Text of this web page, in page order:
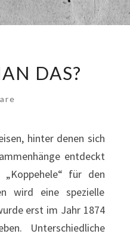
DAS?
hinter denen sich
entdeckt
für den
wird eine spezielle
erst im Jahr 1874
Unterschiedliche